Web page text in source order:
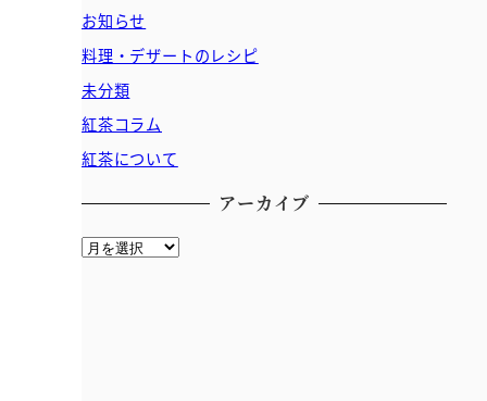
お知らせ
料理・デザートのレシピ
未分類
紅茶コラム
紅茶について
アーカイブ
ア